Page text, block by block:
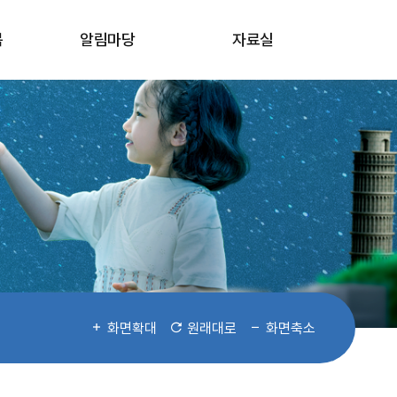
알림마당 자료실
화면확대 원래대로 화면축소